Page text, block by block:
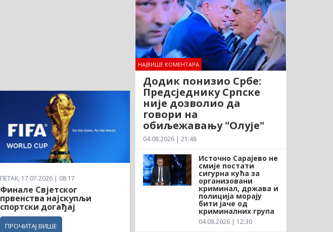
ПЕТАК, 17.07.2026 | 08:17
Финале Свјетског
првенства најскупљи
спортски догађај
ПРОЧИТАЈ ВИШЕ
НАЈВИШЕ КОМЕНТАРА
Додик понизио Србе:
Предсједнику Српске
није дозволио да
говори на
обиљежавању "Олује"
04.08.2026 | 21:48
Источно Сарајево не
смије постати
сигурна кућа за
организовани
криминал, држава и
полиција морају
бити јаче од
криминалних група
04.08.2026 | 12:30